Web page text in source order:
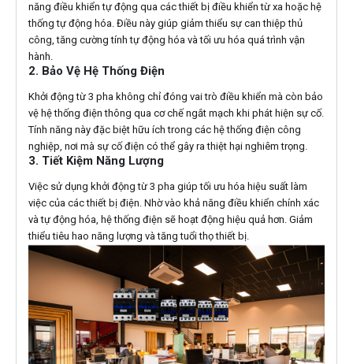
năng điều khiển tự động qua các thiết bị điều khiển từ xa hoặc hệ
thống tự động hóa. Điều này giúp giảm thiểu sự can thiệp thủ
công, tăng cường tính tự động hóa và tối ưu hóa quá trình vận
hành.
2. Bảo Vệ Hệ Thống Điện
Khởi động từ 3 pha không chỉ đóng vai trò điều khiển mà còn bảo
vệ hệ thống điện thông qua cơ chế ngắt mạch khi phát hiện sự cố.
Tính năng này đặc biệt hữu ích trong các hệ thống điện công
nghiệp, nơi mà sự cố điện có thể gây ra thiệt hại nghiêm trọng.
3. Tiết Kiệm Năng Lượng
Việc sử dụng khởi động từ 3 pha giúp tối ưu hóa hiệu suất làm
việc của các thiết bị điện. Nhờ vào khả năng điều khiển chính xác
và tự động hóa, hệ thống điện sẽ hoạt động hiệu quả hơn. Giảm
thiểu tiêu hao năng lượng và tăng tuổi thọ thiết bị.